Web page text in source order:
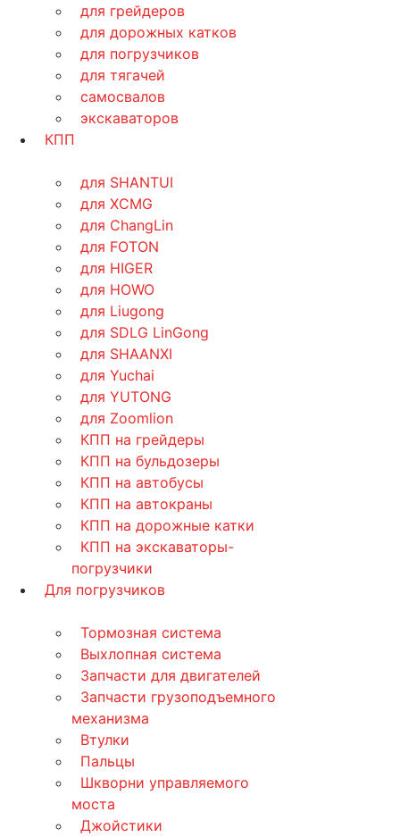
для грейдеров
для дорожных катков
для погрузчиков
для тягачей
самосвалов
экскаваторов
КПП
для SHANTUI
для XCMG
для ChangLin
для FOTON
для HIGER
для HOWO
для Liugong
для SDLG LinGong
для SHAANXI
для Yuchai
для YUTONG
для Zoomlion
КПП на грейдеры
КПП на бульдозеры
КПП на автобусы
КПП на автокраны
КПП на дорожные катки
КПП на экскаваторы-
погрузчики
Для погрузчиков
Тормозная система
Выхлопная система
Запчасти для двигателей
Запчасти грузоподъемного
механизма
Втулки
Пальцы
Шкворни управляемого
моста
Джойстики